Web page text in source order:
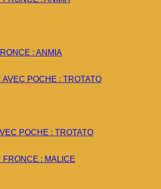
: ANMIA
POCHE : TROTATO